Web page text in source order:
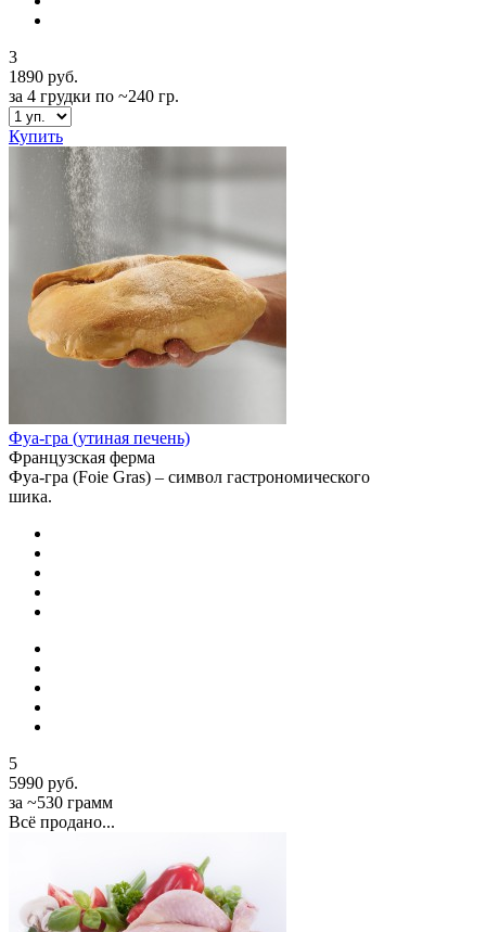
3
1890 руб.
за 4 грудки по ~240 гр.
Купить
Фуа-гра (утиная печень)
Французская ферма
Фуа-гра (Foie Gras) – символ гастрономического
шика.
5
5990 руб.
за ~530 грамм
Всё продано...